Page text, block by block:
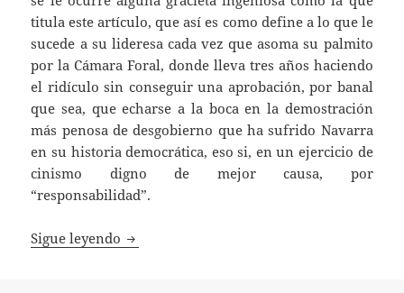
titula este artículo, que así es como define a lo que le
sucede a su lideresa cada vez que asoma su palmito
por la Cámara Foral, donde lleva tres años haciendo
el ridículo sin conseguir una aprobación, por banal
que sea, que echarse a la boca en la demostración
más penosa de desgobierno que ha sufrido Navarra
en su historia democrática, eso si, en un ejercicio de
cinismo digno de mejor causa, por
“responsabilidad”.
Sigue leyendo La conjura de las minorías